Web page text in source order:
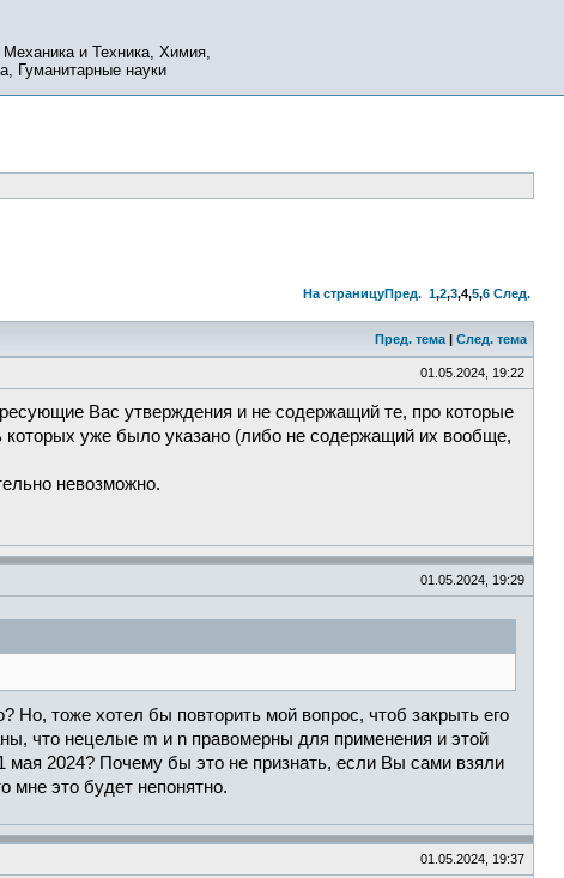
и Техника, Химия,
Гуманитарные науки
На страницуПред. 1,2,3,4,5,6 След.
Пред. тема | След. тема
01.05.2024, 19:22
Вас утверждения и не содержащий те, про которые
которых уже было указано (либо не содержащий их вообще,
невозможно.
01.05.2024, 19:29
Но, тоже хотел бы повторить мой вопрос, чтоб закрыть его
что нецелые m и n правомерны для применения и этой
мая 2024? Почему бы это не признать, если Вы сами взяли
мне это будет непонятно.
01.05.2024, 19:37